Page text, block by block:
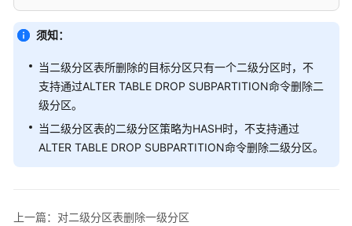
入
门
户
指
南
南
须知：
当二级分区表所删除的目标分区只有一个二级分区时，不
支持通过ALTER TABLE DROP SUBPARTITION命令删除二
级分区。
当二级分区表的二级分区策略为HASH时，不支持通过
ALTER TABLE DROP SUBPARTITION命令删除二级分区。
上一篇：对二级分区表删除一级分区